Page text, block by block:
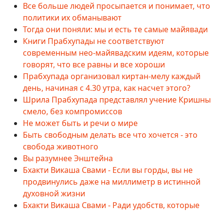
Все больше людей просыпается и понимает, что
политики их обманывают
Тогда они поняли: мы и есть те самые майявади
Книги Прабхупады не соответствуют
современным нео-майявадским идеям, которые
говорят, что все равны и все хороши
Прабхупада организовал киртан-мелу каждый
день, начиная с 4.30 утра, как насчет этого?
Шрила Прабхупада представлял учение Кришны
смело, без компромиссов
Не может быть и речи о мире
Быть свободным делать все что хочется - это
свобода животного
Вы разумнее Энштейна
Бхакти Викаша Свами - Если вы горды, вы не
продвинулись даже на миллиметр в истинной
духовной жизни
Бхакти Викаша Свами - Ради удобств, которые